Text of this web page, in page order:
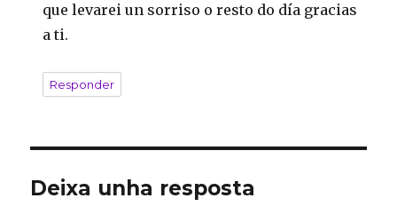
que levarei un sorriso o resto do día gracias
a ti.
Responder
Deixa unha resposta